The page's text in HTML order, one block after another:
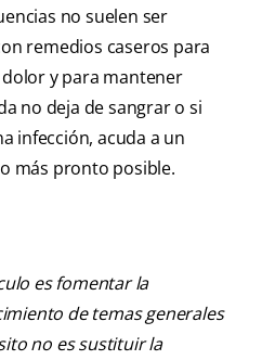
no suelen ser
remedios caseros para
y para mantener
no deja de sangrar o si
infección, acuda a un
más pronto posible.
es fomentar la
de temas generales
no es sustituir la